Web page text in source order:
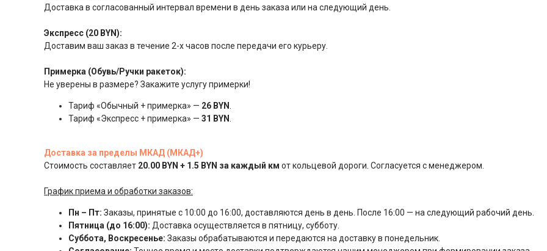
Доставка в согласованный интервал времени в день заказа или на следующий день.
Экспресс (20 BYN):
Доставим ваш заказ в течение 2-х часов после передачи его курьеру.
Примерка (Обувь/Ручки ракеток):
Не уверены в размере? Закажите услугу примерки!
Тариф «Обычный + примерка» — 26 BYN
Тариф «Экспресс + примерка» — 31 BYN
Доставка за пределы МКАД (МКАД+)
Стоимость составляет 20.00 BYN + 1.5 BYN за каждый км от кольцевой дороги. Согласуется с менеджером.
График приема и обработки заказов:
Пн – Пт: Заказы, принятые с 10:00 до 16:00, доставляются день в день. После 16:00 — на следующий рабочий день.
Пятница (до 16:00): Доставка осуществляется в пятницу, субботу.
Суббота, Воскресенье: Заказы обрабатываются и передаются на доставку в понедельник.